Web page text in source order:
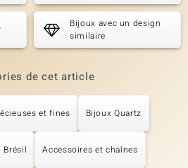
Bijoux avec un design
similaire
de cet article
et fines Bijoux Quartz
Brésil Accessoires et chaînes